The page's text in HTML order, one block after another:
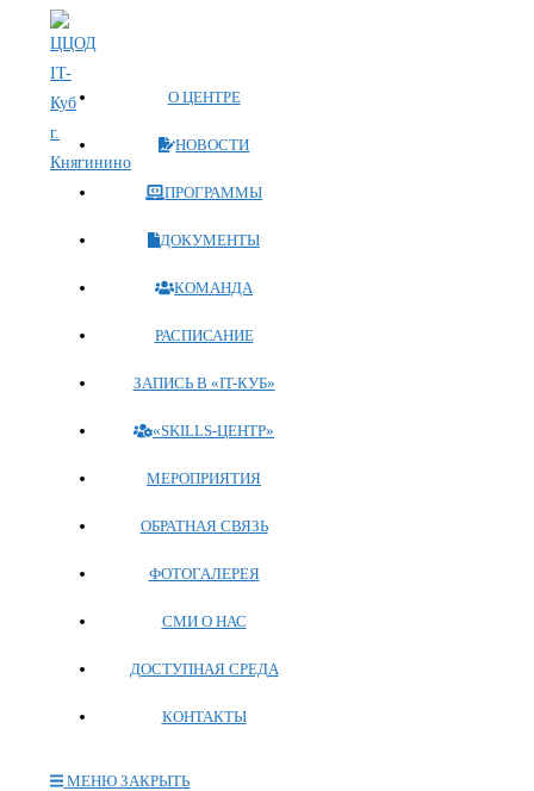
Перейти
к
содержимому
О ЦЕНТРЕ
НОВОСТИ
ПРОГРАММЫ
ДОКУМЕНТЫ
КОМАНДА
РАСПИСАНИЕ
ЗАПИСЬ В «IT-КУБ»
«SKILLS-ЦЕНТР»
МЕРОПРИЯТИЯ
ОБРАТНАЯ СВЯЗЬ
ФОТОГАЛЕРЕЯ
СМИ О НАС
ДОСТУПНАЯ СРЕДА
КОНТАКТЫ
МЕНЮ ЗАКРЫТЬ